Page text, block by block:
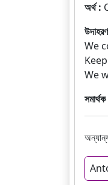
অর্থ :
We
We